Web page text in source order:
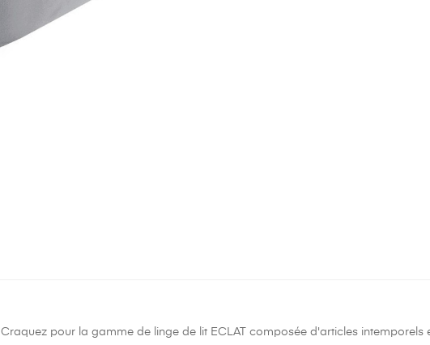
Craquez pour la gamme de linge de lit ECLAT composée d'articles